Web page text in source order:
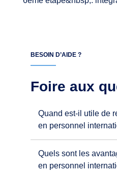
BESOIN D’AIDE ?
Foire aux
Quand est-il utile de
en personnel
Quels sont les
en personnel